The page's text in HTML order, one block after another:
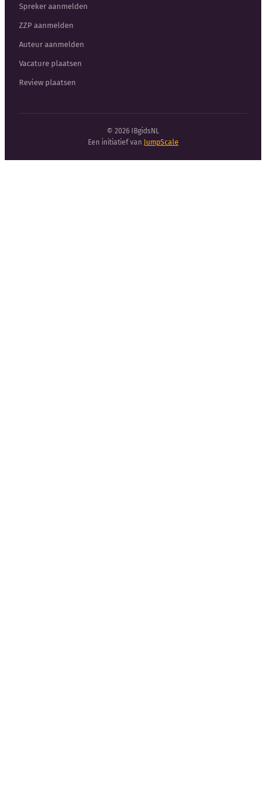
Spreker aanmelden
ZZP aanmelden
Auteur aanmelden
Vacature plaatsen
Review plaatsen
© 2026 IBgidsNL
Een initiatief van JumpScale